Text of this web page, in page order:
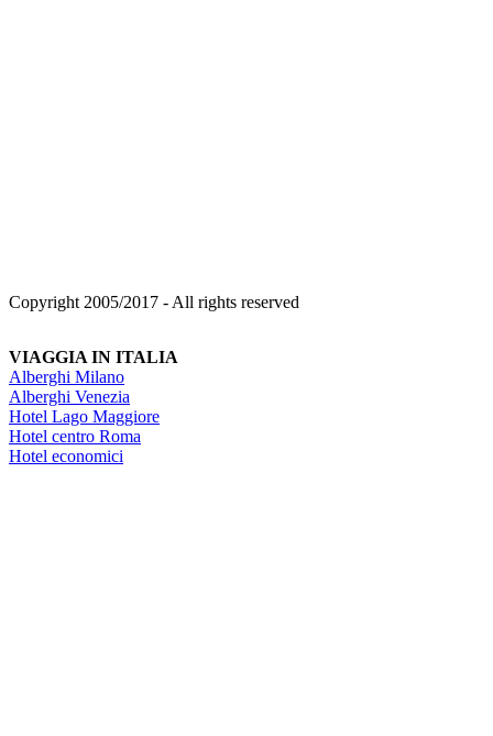
Copyright 2005/2017 - All rights reserved
VIAGGIA IN ITALIA
Alberghi Milano
Alberghi Venezia
Hotel Lago Maggiore
Hotel centro Roma
Hotel economici